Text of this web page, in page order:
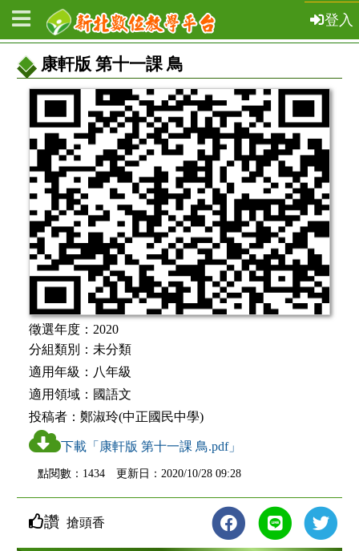
登入
康軒版 第十一課 鳥
教
案
基
本
資
訊
徵選年度： 2020
分組類別： 未分類
適用年級： 八年級
適用領域： 國語文
投稿者： 鄭淑玲(中正國民中學)
下載「康軒版 第十一課 鳥.pdf」
點閱數：1434 更新日：2020/10/28 09:28
教案互動
讚 搶頭香